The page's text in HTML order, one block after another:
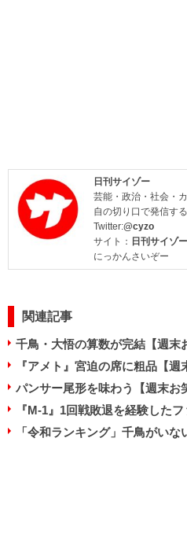
日刊サイゾー
芸能・政治・社会・
自の切り口で発信す
Twitter:@cyzo
サイト： 日刊サイゾー
にっかんさいぞー
関連記事
千鳥・大悟の算数が完結【週末
『アメト』宮迫の席に粗品【週
パンサー尾形を味わう【週末お
『M-1』1回戦敗退を経験した
「令和ランキング」千鳥がいな